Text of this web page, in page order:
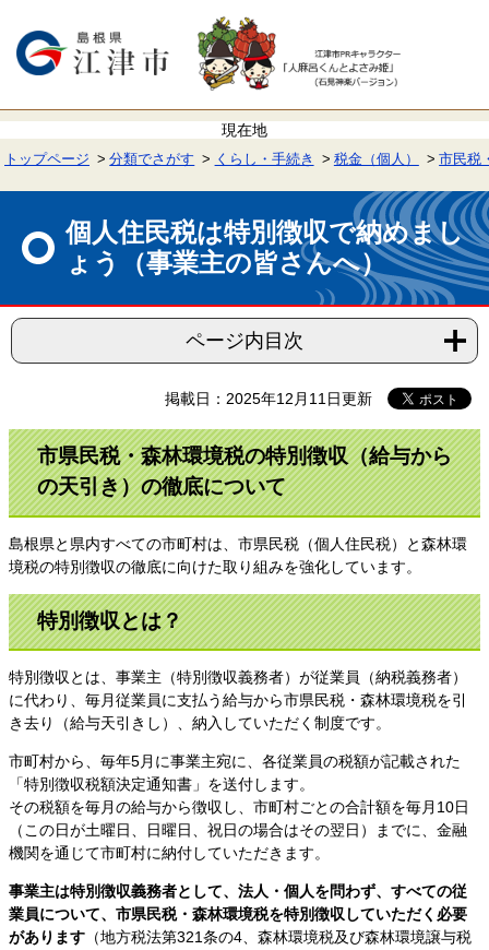
で
ば
本トップページ 分類でさがす くらし・手続き 税金（個人） 市民税
個人住民税は特別徴収で納めまし
ょう（事業主の皆さんへ）
ページ内目次
掲載日：2025年12月11日更新
市県民税・森林環境税の特別徴収（給与から
の天引き）の徹底について
島根県と県内すべての市町村は、市県民税（個人住民税）と森林環
境税の特別徴収の徹底に向けた取り組みを強化しています。
特別徴収とは？
特別徴収とは、事業主（特別徴収義務者）が従業員（納税義務者）
に代わり、毎月従業員に支払う給与から市県民税・森林環境税を引
き去り（給与天引きし）、納入していただく制度です。
市町村から、毎年5月に事業主宛に、各従業員の税額が記載された
「特別徴収税額決定通知書」を送付します。
その税額を毎月の給与から徴収し、市町村ごとの合計額を毎月10日
（この日が土曜日、日曜日、祝日の場合はその翌日）までに、金融
機関を通じて市町村に納付していただきます。
事業主は特別徴収義務者として、法人・個人を問わず、すべての従
業員について、市県民税・森林環境税を特別徴収していただく必要
があります （地方税法第321条の4、森林環境税及び森林環境譲与税